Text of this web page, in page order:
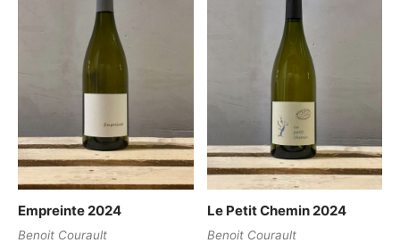
Empreinte 2024
Benoit Courault
Le Petit Chemin 2024
Benoit Courault